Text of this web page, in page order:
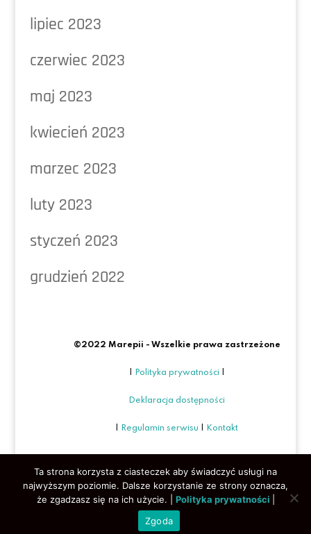
lipiec 2023
czerwiec 2023
maj 2023
kwiecień 2023
marzec 2023
luty 2023
styczeń 2023
grudzień 2022
©2022 Marepii - Wszelkie prawa zastrzeżone
Polityka prywatności|
Deklaracja dostępności
Regulamin serwisu Kontakt
Ta strona korzysta z ciasteczek aby świadczyć usługi na
najwyższym poziomie. Dalsze korzystanie ze strony oznacza,
że zgadzasz się na ich użycie. | Polityka prywatności
Zgoda